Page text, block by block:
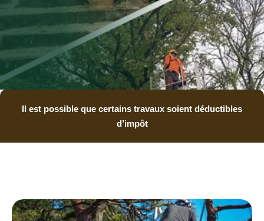
Il est possible que certains travaux soient déductibles
d’impôt